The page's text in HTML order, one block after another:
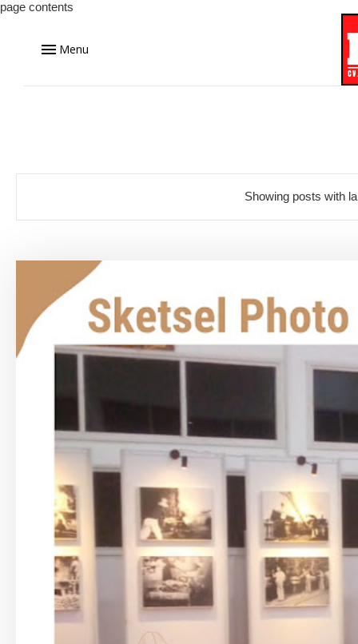
page contents
Menu
Showing posts with